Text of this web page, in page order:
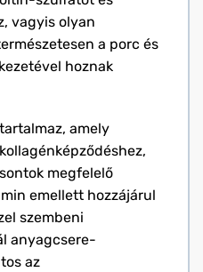
vagyis olyan
a porc és
hoznak
amely
megfelelő
emellett hozzájárul
szembeni
anyagcsere-
az